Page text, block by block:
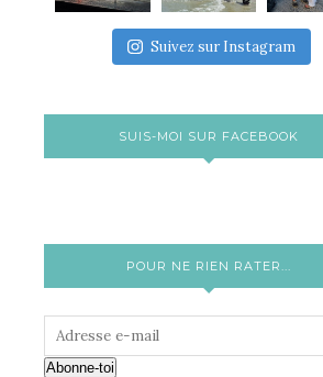
Suivez sur Instagram
SUIS-MOI SUR FACEBOOK
POUR NE RIEN RATER...
Abonne-toi